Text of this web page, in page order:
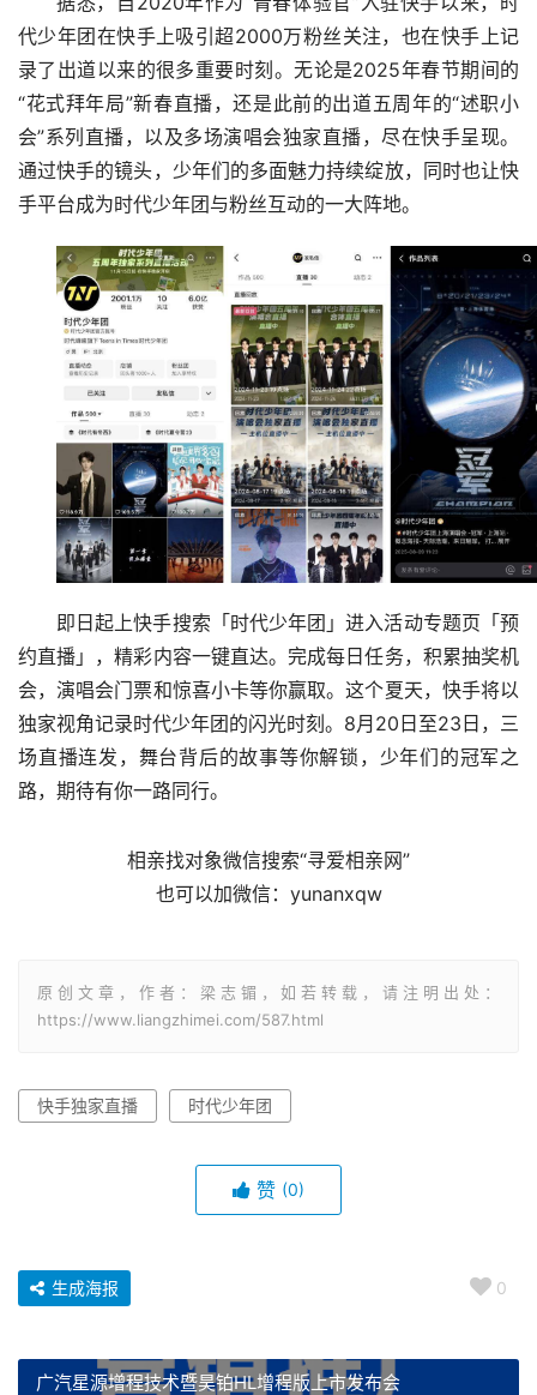
代少年团在快手上吸引超2000万粉丝关注，也在快手上记
录了出道以来的很多重要时刻。无论是2025年春节期间的
“花式拜年局”新春直播，还是此前的出道五周年的“述职小
会”系列直播，以及多场演唱会独家直播，尽在快手呈现。
通过快手的镜头，少年们的多面魅力持续绽放，同时也让快
手平台成为时代少年团与粉丝互动的一大阵地。
即日起上快手搜索「时代少年团」进入活动专题页「预
约直播」，精彩内容一键直达。完成每日任务，积累抽奖机
会，演唱会门票和惊喜小卡等你赢取。这个夏天，快手将以
独家视角记录时代少年团的闪光时刻。8月20日至23日，三
场直播连发，舞台背后的故事等你解锁，少年们的冠军之
路，期待有你一路同行。
相亲找对象微信搜索“寻爱相亲网”
也可以加微信：yunanxqw
原创文章，作者：梁志镅，如若转载，请注明出处：
https://www.liangzhimei.com/587.html
快手独家直播 时代少年团
赞 (0)
0
生成海报
广汽星源增程技术暨昊铂HL增程版上市发布会